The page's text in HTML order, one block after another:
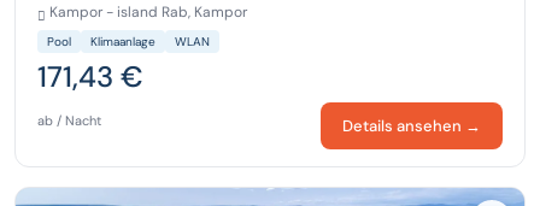
Kampor - island Rab, Kampor
Pool Klimaanlage WLAN
171,43 €
ab / Nacht Details ansehen →